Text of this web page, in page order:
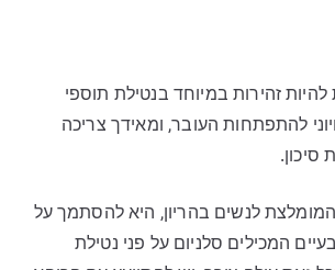
להיות זהירות במיוחד בנטילת תוספי
להתפתחות העובר, ומאידך צריכה
סיכון.
לנשים בהריון, היא להסתמך על
המכילים סלניום על פני נטילת